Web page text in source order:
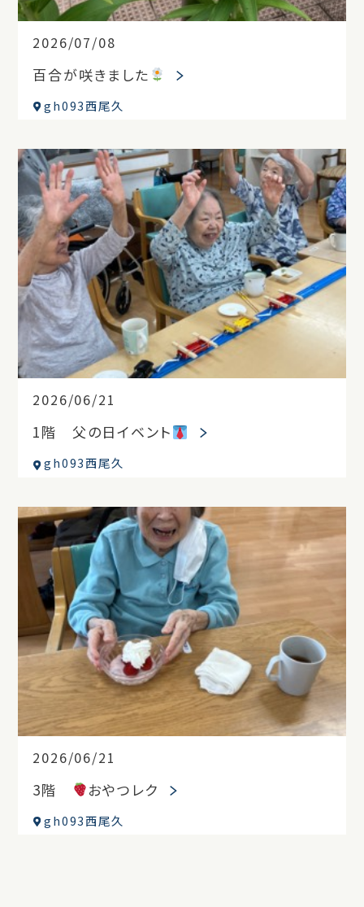
2026/07/08
百合が咲きました
gh093西尾久
2026/06/21
1階 父の日イベント
gh093西尾久
2026/06/21
3階 おやつレク
gh093西尾久